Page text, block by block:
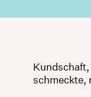
schmeckte,